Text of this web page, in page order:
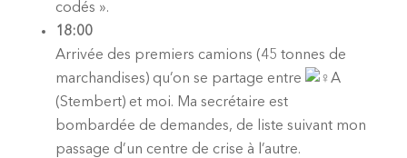
codés ».
18:00
Arrivée des premiers camions (45 tonnes de
marchandises) qu’on se partage entre
A
(Stembert) et moi. Ma secrétaire est
bombardée de demandes, de liste suivant mon
passage d’un centre de crise à l’autre.